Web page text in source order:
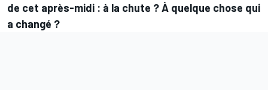
de cet après-midi : à la chute ?À quelque chose qui
a changé ?